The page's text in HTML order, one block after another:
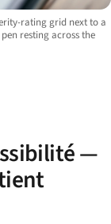
rating grid next to a
resting across the
—